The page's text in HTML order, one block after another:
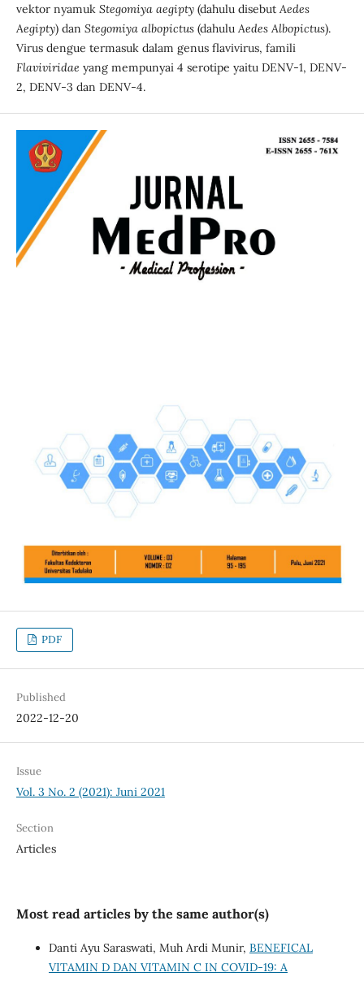
vektor nyamuk Stegomiya aegipty (dahulu disebut Aedes
Aegipty) dan Stegomiya albopictus(dahulu Aedes Albopictus).
Virus dengue termasuk dalam genus flavivirus, famili
Flaviviridae yang mempunyai 4 serotipe yaitu DENV-1, DENV-
2, DENV-3 dan DENV-4.
PDF
Published
2022-12-20
Issue
Vol. 3 No. 2 (2021): Juni 2021
Section
Articles
Most read articles by the same author(s)
Danti Ayu Saraswati, Muh Ardi Munir, BENEFICAL
VITAMIN D DAN VITAMIN C IN COVID-19: A